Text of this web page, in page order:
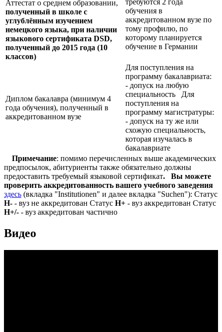
требуются 2 года
обучения в
аккредитованном вузе по
тому профилю, по
которому планируется
обучение в Германии
Аттестат о среднем образовании,
полученный в школе с
углублённым изучением
немецкого языка, при наличии
языкового сертификата DSD,
полученный до 2015 года (10
классов)
Диплом бакалавра (минимум 4
года обучения), полученный в
аккредитованном вузе
Для поступления на
программу бакалавриата:
- допуск на любую
специальность Для
поступления на
программу магистратуры:
- допуск на ту же или
схожую специальность,
которая изучалась в
бакалавриате
Примечание: помимо перечисленных выше академических
предпосылок, абитуриенты также обязательно должны
предоставить требуемый языковой сертификат.
Вы можете
проверить аккредитованность вашего учебного заведения
здесь (вкладка "Institutionen" и далее вкладка "Suchen"): Статус
Н- - вуз не аккредитован Статус Н+ - вуз аккредитован Статус
Н+/- - вуз аккредитован частично
Видео